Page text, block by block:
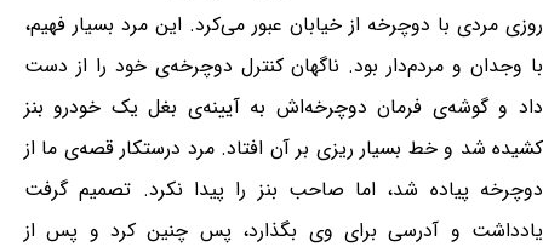
روزی مردی با دوچرخه از خیابان عبور می‌کرد. این مرد بسیار فهیم،
با وجدان و مردم‌دار بود. ناگهان کنترل دوچرخه‌ی خود را از دست
داد و گوشه‌ی فرمان دوچرخه‌اش به آیینه‌ی بغل یک خودرو بنز
کشیده شد و خط بسیار ریزی بر آن افتاد. مرد درستکار قصه‌ی ما از
دوچرخه پیاده شد، اما صاحب بنز را پیدا نکرد. تصمیم گرفت
یادداشت و آدرسی برای وی بگذارد، پس چنین کرد و پس از